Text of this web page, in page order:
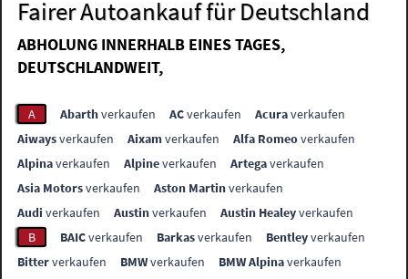
Fairer Autoankauf für Deutschland
ABHOLUNG INNERHALB EINES TAGES,
DEUTSCHLANDWEIT,
A Abarthverkaufen ACverkaufen Acuraverkaufen
Aiwaysverkaufen Aixamverkaufen Alfa Romeoverkaufen
Alpinaverkaufen Alpineverkaufen Artegaverkaufen
Asia Motorsverkaufen Aston Martinverkaufen
Audi verkaufen Austinverkaufen Austin Healeyverkaufen
B
BAICverkaufen Barkasverkaufen Bentleyverkaufen
Bitterverkaufen BMWverkaufen BMW Alpinaverkaufen